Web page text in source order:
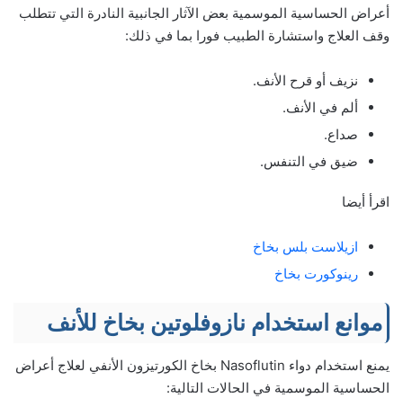
أعراض الحساسية الموسمية بعض الآثار الجانبية النادرة التي تتطلب
وقف العلاج واستشارة الطبيب فورا بما في ذلك:
نزيف أو قرح الأنف.
ألم في الأنف.
صداع.
ضيق في التنفس.
اقرأ أيضا
ازيلاست بلس بخاخ
رينوكورت بخاخ
موانع استخدام نازوفلوتين بخاخ للأنف
يمنع استخدام دواء ‌Nasoflutin بخاخ الكورتيزون الأنفي لعلاج أعراض
الحساسية الموسمية في الحالات التالية: